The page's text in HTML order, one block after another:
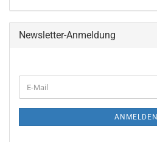
Newsletter-Anmeldung
ZUR
E-
Mail
ANMELDEN